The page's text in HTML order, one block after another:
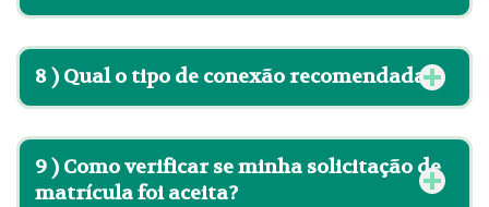
8 ) Qual o tipo de conexão recomendada?
9 ) Como verificar se minha solicitação de
matrícula foi aceita?